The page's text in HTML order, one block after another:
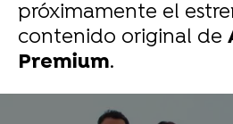
próximamente el
contenido original de
Premium.